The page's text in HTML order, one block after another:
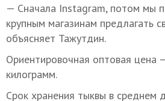
— Сначала Instagram, потом мы
крупным магазинам предлагать
объясняет Тажутдин.
Ориентировочная оптовая цена
килограмм.
Срок хранения тыквы в среднем